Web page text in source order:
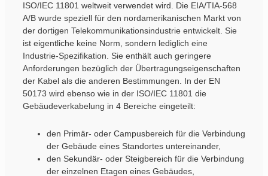
ISO/IEC 11801 weltweit verwendet wird. Die EIA/TIA-568
A/B wurde speziell für den nordamerikanischen Markt von
der dortigen Telekommunikationsindustrie entwickelt. Sie
ist eigentliche keine Norm, sondern lediglich eine
Industrie-Spezifikation. Sie enthält auch geringere
Anforderungen bezüglich der Übertragungseigenschaften
der Kabel als die anderen Bestimmungen. In der EN
50173 wird ebenso wie in der ISO/IEC 11801 die
Gebäudeverkabelung in 4 Bereiche eingeteilt:
den Primär- oder Campusbereich für die Verbindung
der Gebäude eines Standortes untereinander,
den Sekundär- oder Steigbereich für die Verbindung
der einzelnen Etagen eines Gebäudes,